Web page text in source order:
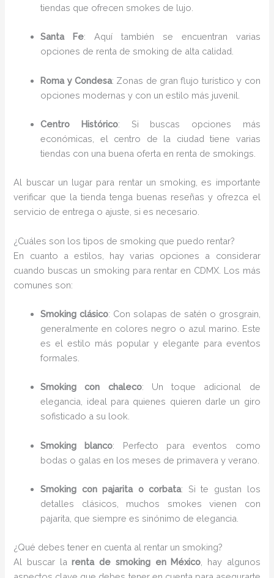
tiendas que ofrecen smokes de lujo.
Santa Fe: Aquí también se encuentran varias
opciones de renta de smoking de alta calidad.
Roma y Condesa: Zonas de gran flujo turístico y con
opciones modernas y con un estilo más juvenil.
Centro Histórico: Si buscas opciones más
económicas, el centro de la ciudad tiene varias
tiendas con una buena oferta en renta de smokings.
Al buscar un lugar para rentar un smoking, es importante
verificar que la tienda tenga buenas reseñas y ofrezca el
servicio de entrega o ajuste, si es necesario.
¿Cuáles son los tipos de smoking que puedo rentar?
En cuanto a estilos, hay varias opciones a considerar
cuando buscas un smoking para rentar en CDMX. Los más
comunes son:
Smoking clásico: Con solapas de satén o grosgrain,
generalmente en colores negro o azul marino. Este
es el estilo más popular y elegante para eventos
formales.
Smoking con chaleco: Un toque adicional de
elegancia, ideal para quienes quieren darle un giro
sofisticado a su look.
Smoking blanco: Perfecto para eventos como
bodas o galas en los meses de primavera y verano.
Smoking con pajarita o corbata: Si te gustan los
detalles clásicos, muchos smokes vienen con
pajarita, que siempre es sinónimo de elegancia.
¿Qué debes tener en cuenta al rentar un smoking?
Al buscar larenta de smoking en México , hay algunos